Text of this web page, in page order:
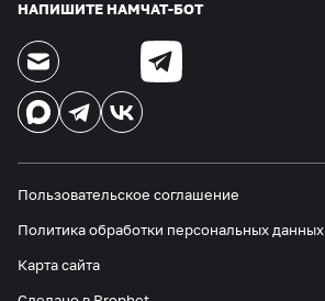
НАПИШИТЕ НАМЧАТ-БОТ
Пользовательское соглашение
Политика обработки персональных данных
Карта сайта